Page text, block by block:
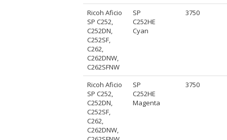
Ricoh Aficio
SP C252,
C252DN,
C252SF,
C262,
C262DNW,
C262SFNW
SP
C252HE
Cyan
3750
Ricoh Aficio
SP C252,
C252DN,
C252SF,
C262,
C262DNW,
SP
C252HE
Magenta
3750